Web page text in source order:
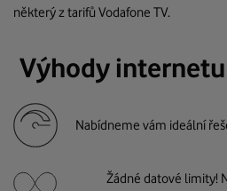
některý z tarifů Vodafone TV.
Výhody
Nabídneme vám ideální
Žádné datové limity!